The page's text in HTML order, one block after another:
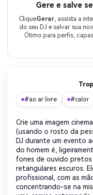
Gere e salve
CliqueGerar, assista a
do seu DJ e salvar sua
Ótimo para perfis,
#ao ar livre #calor
Crie uma imagem
(usando o rosto da
DJ durante um evento
do homem é,
fones de ouvido pretos
retangulares escuros.
profissional, com as
concentrando-se na